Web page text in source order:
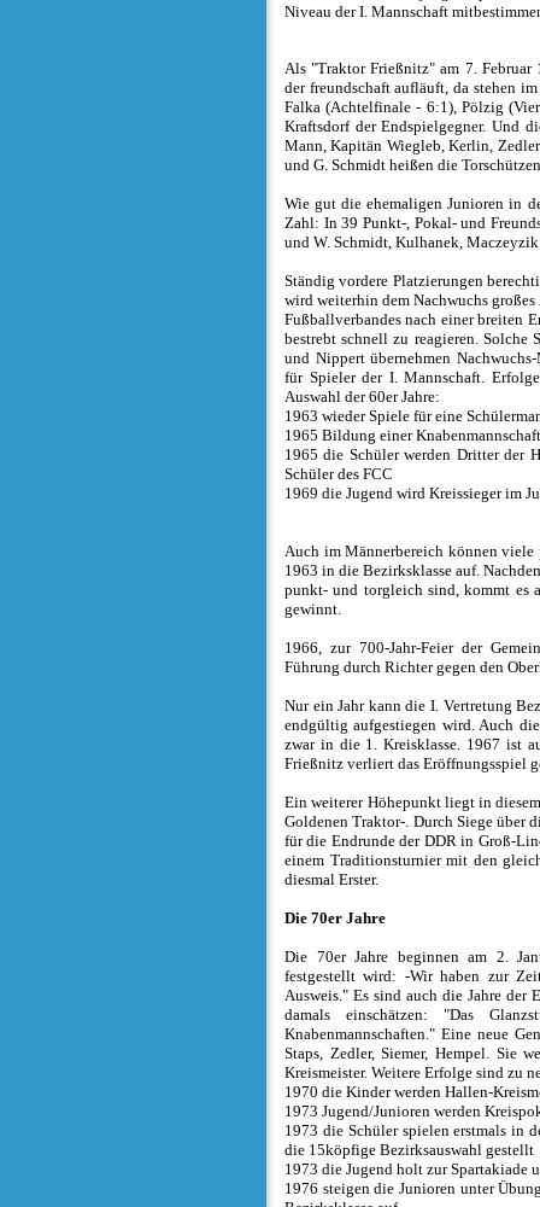
Niveau der I. Mannschaft
Als "Traktor Frießnitz" am 7. Februar
der freundschaft aufläuft, da stehen
Falka (Achtelfinale - 6:1), Pölzig
Kraftsdorf der Endspielgegner. Und
Mann, Kapitän Wiegleb, Kerlin,
und G. Schmidt heißen die
Wie gut die ehemaligen Junioren in
Zahl: In 39 Punkt-, Pokal- und
und W. Schmidt, Kulhanek,
Ständig vordere Platzierungen
wird weiterhin dem Nachwuchs
Fußballverbandes nach einer breiten
bestrebt schnell zu reagieren. Solche
und Nippert übernehmen
für Spieler der I. Mannschaft.
Auswahl der 60er Jahre:
1963 wieder Spiele für eine
1965 Bildung einer Knabenmannschaft
1965 die Schüler werden Dritter der
Schüler des FCC
1969 die Jugend wird Kreissieger im
Auch im Männerbereich können viele
1963 in die Bezirksklasse auf.
punkt- und torgleich sind, kommt es
gewinnt.
1966, zur 700-Jahr-Feier der
Führung durch Richter gegen den
Nur ein Jahr kann die I. Vertretung
endgültig aufgestiegen wird. Auch
zwar in die 1. Kreisklasse. 1967 ist
Frießnitz verliert das Eröffnungsspiel
Ein weiterer Höhepunkt liegt in
Goldenen Traktor-. Durch Siege über
für die Endrunde der DDR in Groß-
einem Traditionsturnier mit den
diesmal Erster.
Die 70er Jahre
Die 70er Jahre beginnen am 2.
festgestellt wird: -Wir haben zur
Ausweis." Es sind auch die Jahre der
damals einschätzen: "Das
Knabenmannschaften." Eine neue
Staps, Zedler, Siemer, Hempel. Sie
Kreismeister. Weitere Erfolge sind zu
1970 die Kinder werden Hallen-
1973 Jugend/Junioren werden
1973 die Schüler spielen erstmals in
die 15köpfige Bezirksauswahl gestellt
1973 die Jugend holt zur Spartakiade
1976 steigen die Junioren unter